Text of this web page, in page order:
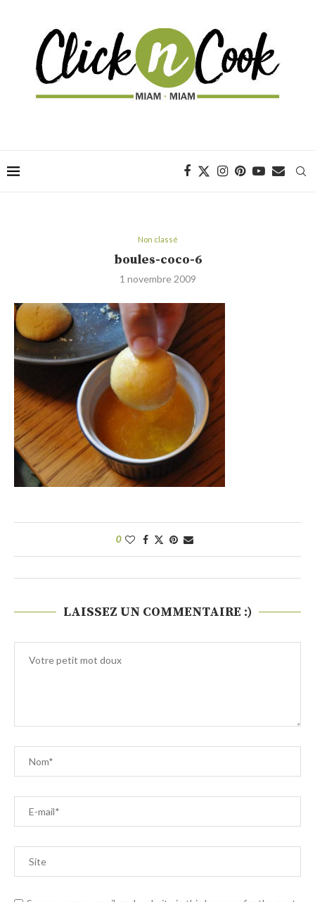
Non classé
boules-coco-6
1 novembre 2009
0
LAISSEZ UN COMMENTAIRE :)